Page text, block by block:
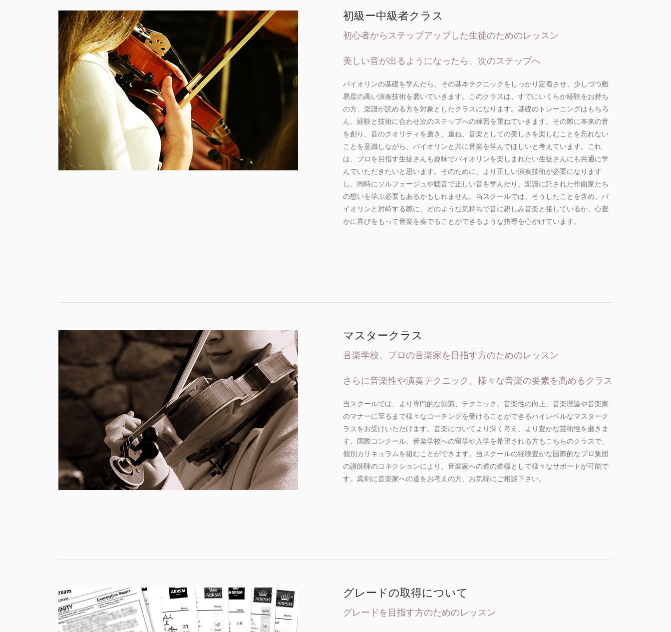
初級ー中級者クラス
初心者からステップアップした生徒のためのレッスン
美しい音が出るようになったら、次のステップへ
バイオリンの基礎を学んだら、その基本テクニックをしっかり定着させ、少しづつ難
易度の高い演奏技術を磨いていきます。このクラスは、すでにいくらか経験をお持ち
の方、楽譜が読める方を対象としたクラスになります。基礎のトレーニングはもちろ
ん、経験と技術に合わせ次のステップへの練習を重ねていきます。その際に本来の音
を創り、音のクオリティを磨き、重ね、音楽としての美しさを楽しむことを忘れない
ことを意識しながら、バイオリンと共に音楽を学んでほしいと考えています。これ
は、プロを目指す生徒さんも趣味でバイオリンを楽しまれたい生徒さんにも共通に学
んでいただきたいと思います。そのために、より正しい演奏技術が必要になります
し、同時にソルフェージュや聴音で正しい音を学んだり、楽譜に託された作曲家たち
の想いを学ぶ必要もあるかもしれません。当スクールでは、そうしたことを含め、バ
イオリンと対峙する際に、どのような気持ちで音に親しみ音楽と接しているか、心豊
かに喜びをもって音楽を奏でることができるような指導を心がけています。
マスタークラス
音楽学校、プロの音楽家を目指す方のためのレッスン
さらに音楽性や演奏テクニック、様々な音楽の要素を高めるクラス
当スクールでは、より専門的な知識、テクニック、音楽性の向上、音楽理論や音楽家
のマナーに至るまで様々なコーチングを受けることができるハイレベルなマスターク
ラスをお受けいただけます。音楽についてより深く考え、より豊かな芸術性を磨きま
す。国際コンクール、音楽学校への留学や入学を希望される方もこちらのクラスで、
個別カリキュラムを組むことができます。当スクールの経験豊かな国際的なプロ集団
の講師陣のコネクションにより、音楽家への道の道標として様々なサポートが可能で
す。真剣に音楽家への道をお考えの方、お気軽にご相談下さい。
グレードの取得について
グレードを目指す方のためのレッスン